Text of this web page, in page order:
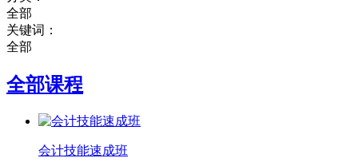
全部
关键词：
全部
全部课程
会计技能速成班